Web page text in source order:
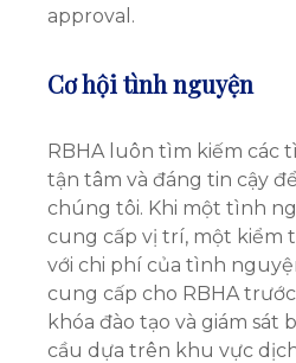
approval.
Cơ hội tình nguyện
RBHA luôn tìm kiếm các
tận tâm và đáng tin cậy
chúng tôi. Khi một tình
cung cấp vị trí, một kiểm
với chi phí của tình
cung cấp cho RBHA
khóa đào tạo và giám sát
cầu dựa trên khu vực